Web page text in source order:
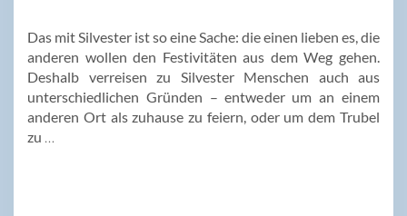
Das mit Silvester ist so eine Sache: die einen lieben es, die
anderen wollen den Festivitäten aus dem Weg gehen.
Deshalb verreisen zu Silvester Menschen auch aus
unterschiedlichen Gründen – entweder um an einem
anderen Ort als zuhause zu feiern, oder um dem Trubel
zu